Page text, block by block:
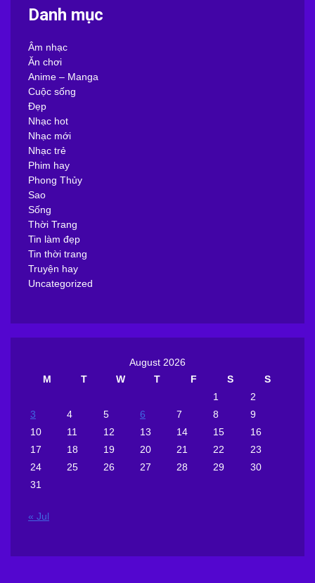
Danh mục
Âm nhạc
Ăn chơi
Anime – Manga
Cuộc sống
Đẹp
Nhạc hot
Nhạc mới
Nhạc trẻ
Phim hay
Phong Thủy
Sao
Sống
Thời Trang
Tin làm đẹp
Tin thời trang
Truyện hay
Uncategorized
August 2026
M
T W T F S
S
1
2
3
4 5 6 7 8
9
10
11 12 13 14 15
16
17
18 19 20 21 22
23
24
25 26 27 28 29
30
31
« Jul